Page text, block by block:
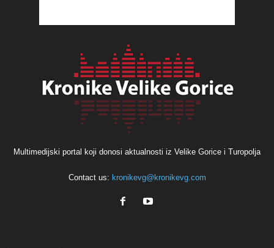
Multimedijski portal koji donosi aktualnosti iz Velike Gorice i Turopolja
Contact us: kronikevg@kronikevg.com